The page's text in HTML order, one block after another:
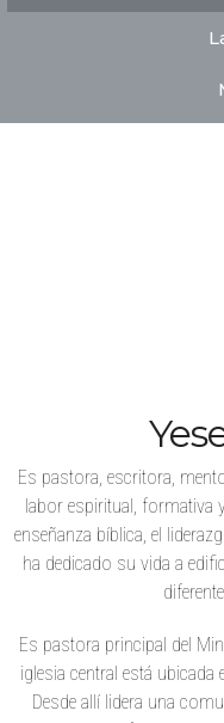
Es pastora, escritora,
labor espiritual, formativa
enseñanza bíblica, el
ha dedicado su vida a
Es pastora principal del
iglesia central está ubicada
Desde allí lidera una